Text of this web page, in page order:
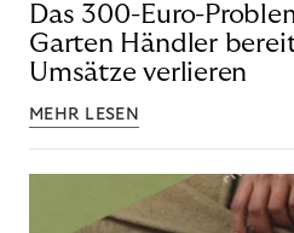
Das 300-Euro-
Garten Händler
Umsätze verlieren
MEHR LESEN